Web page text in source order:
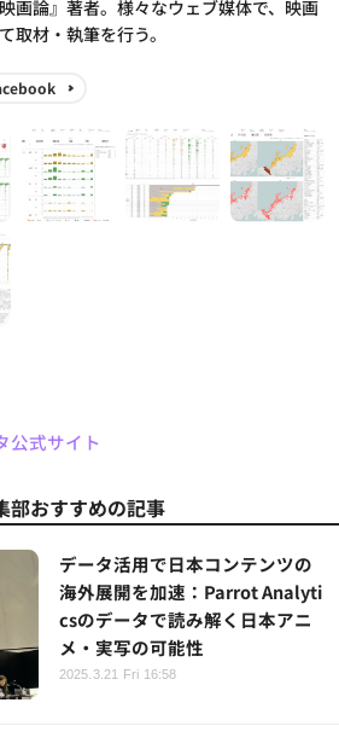
画論』著者。様々なウェブ媒体で、映画
取材・執筆を行う。
公式サイト
部おすすめの記事
データ活用で日本コンテンツの
海外展開を加速：Parrot Analyti
csのデータで読み解く日本アニ
メ・実写の可能性
2025.3.21 Fri 16:58